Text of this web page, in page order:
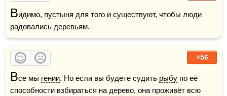
Видимо, пустыня для того и существуют, чтобы люди
радовались деревьям.
+56
Все мы гении. Но если вы будете судить рыбу по её